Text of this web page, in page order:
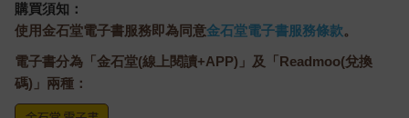
購買須知：
使用金石堂電子書服務即為同意金石堂電子書服務條款。
電子書分為「金石堂(線上閱讀+APP)」及「Readmoo(兌換
碼)」兩種：